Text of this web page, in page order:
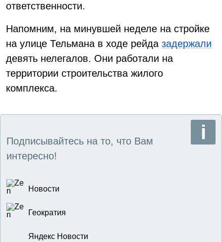
ответственности.
Напомним, на минувшей неделе на стройке
на улице Тельмана в ходе рейда задержали
девять нелегалов. Они работали на
территории строительства жилого
комплекса.
Подписывайтесь на то, что Вам
интересно!
Новости
Геократия
Яндекс Новости